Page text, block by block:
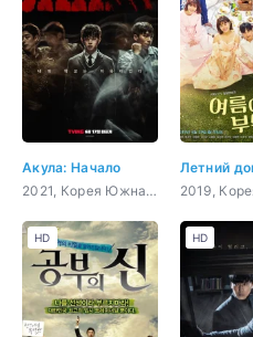
Акула: Начало
2021, Корея Южная, боевик, драма, боевые искусства
Летний
HD HD